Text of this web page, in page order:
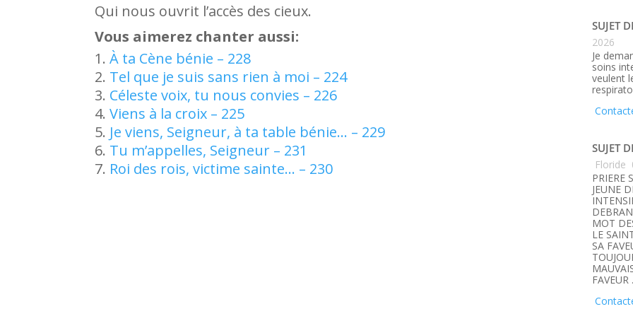
Qui nous ouvrit l’accès des cieux.
Vous aimerez chanter aussi:
À ta Cène bénie – 228
Tel que je suis sans rien à moi – 224
Céleste voix, tu nous convies – 226
Viens à la croix – 225
Je viens, Seigneur, à ta table bénie… – 229
Tu m’appelles, Seigneur – 231
Roi des rois, victime sainte… – 230
SUJET
2026
Je
soins
veulent
SUJET
Floride
PRIERE
JEUNE
MOT
LE
SA
FAVEUR .